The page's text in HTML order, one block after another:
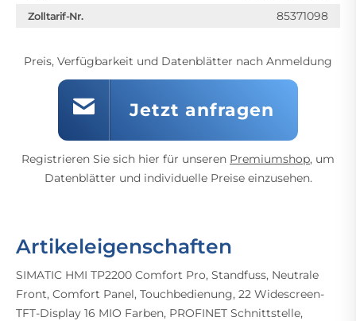
Zolltarif-Nr. 85371098
Preis, Verfügbarkeit und Datenblätter nach Anmeldung
Jetzt anfragen
Registrieren Sie sich hier für unseren Premiumshop, um
Datenblätter und individuelle Preise einzusehen.
Artikeleigenschaften
SIMATIC HMI TP2200 Comfort Pro, Standfuss, Neutrale
Front, Comfort Panel, Touchbedienung, 22 Widescreen-
TFT-Display 16 MIO Farben, PROFINET Schnittstelle,